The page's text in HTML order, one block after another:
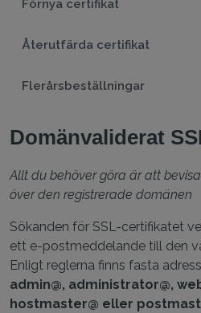
Förnya certifikat
Återutfärda certifikat
Flerårsbeställningar
Domänvaliderat
Allt du behöver göra är att
över den registrerade domänen
Sökanden för SSL-certifikatet
ett e-postmeddelande till den
Enligt reglerna finns fasta
admin@, administrator@,
hostmaster@ eller